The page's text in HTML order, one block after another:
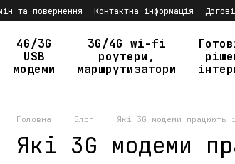
та повернення Контактна інформація
4G/3G
USB
модеми
3G/4G wi-fi
роутери,
маршрутизатори
Головна Блог Які 3G модеми працюють
Які 3G модеми